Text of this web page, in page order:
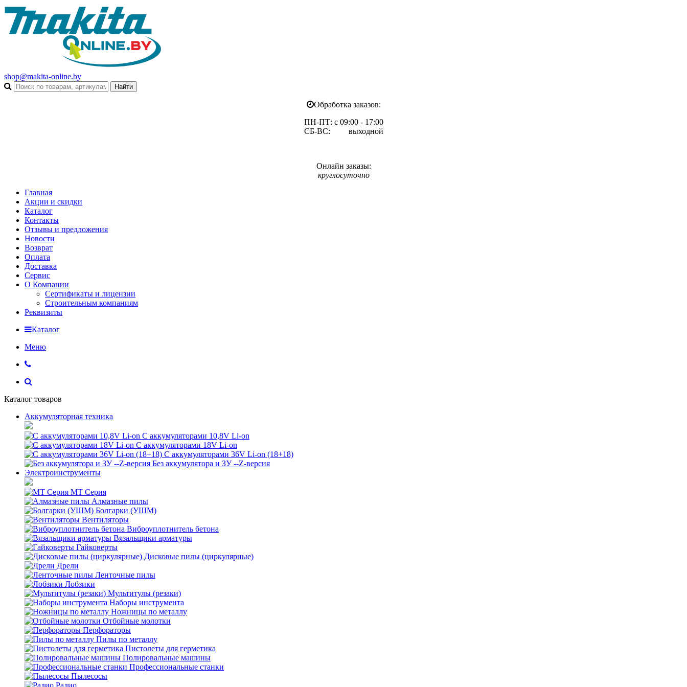
shop@makita-online.by
Обработка заказов:
ПН-ПТ: с 09:00 - 17:00
СБ-ВС: выходной
Онлайн заказы:
круглосуточно
Главная
Акции и скидки
Каталог
Контакты
Отзывы и предложения
Новости
Возврат
Оплата
Доставка
Сервис
О Компании
Сертификаты и лицензии
Строительным компаниям
Реквизиты
Каталог
Меню
Каталог товаров
Аккумуляторная техника
С аккумуляторами 10,8V Li-on
С аккумуляторами 18V Li-on
С аккумуляторами 36V Li-on (18+18)
Без аккумулятора и ЗУ --Z-версия
Электроинструменты
MT Серия
Алмазные пилы
Болгарки (УШМ)
Вентиляторы
Виброуплотнитель бетона
Вязальщики арматуры
Гайковерты
Дисковые пилы (циркулярные)
Дрели
Ленточные пилы
Лобзики
Мультитулы (резаки)
Наборы инструмента
Ножницы по металлу
Отбойные молотки
Перфораторы
Пилы по металлу
Пистолеты для герметика
Полировальные машины
Профессиональные станки
Пылесосы
Радио